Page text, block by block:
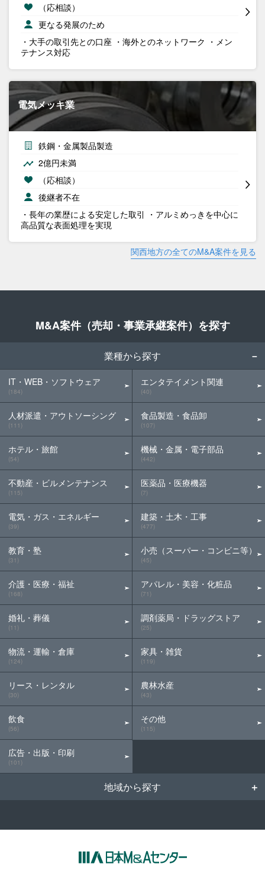
（応相談）
更なる発展のため
・大手の取引先との口座 ・海外とのネットワーク ・メン
テナンス対応
電気メッキ業
鉄鋼・金属製品製造
2億円未満
（応相談）
後継者不在
・長年の業歴による安定した取引 ・アルミめっきを中心に
高品質な表面処理を実現
関西地方の全てのM&A案件を見る
M&A案件（売却・事業承継案件）を探す
業種から探す
IT・WEB・ソフトウェア
(184)
人材派遣・アウトソーシング
(111)
ホテル・旅館
(54)
不動産・ビルメンテナンス
(115)
電気・ガス・エネルギー
(39)
教育・塾
(31)
介護・医療・福祉
(168)
婚礼・葬儀
(11)
物流・運輸・倉庫
(124)
リース・レンタル
(30)
飲食
(56)
広告・出版・印刷
(101)
エンタテイメント関連
(40)
食品製造・食品卸
(107)
機械・金属・電子部品
(442)
医薬品・医療機器
(7)
建築・土木・工事
(477)
小売（スーパー・コンビニ等）
(45)
アパレル・美容・化粧品
(71)
調剤薬局・ドラッグストア
(25)
家具・雑貨
(119)
農林水産
(43)
その他
(115)
地域から探す